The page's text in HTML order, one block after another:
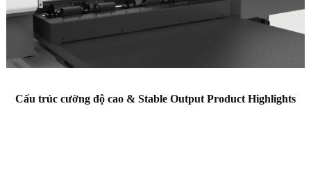
Cấu trúc cường độ cao & Stable Output Product Highlights